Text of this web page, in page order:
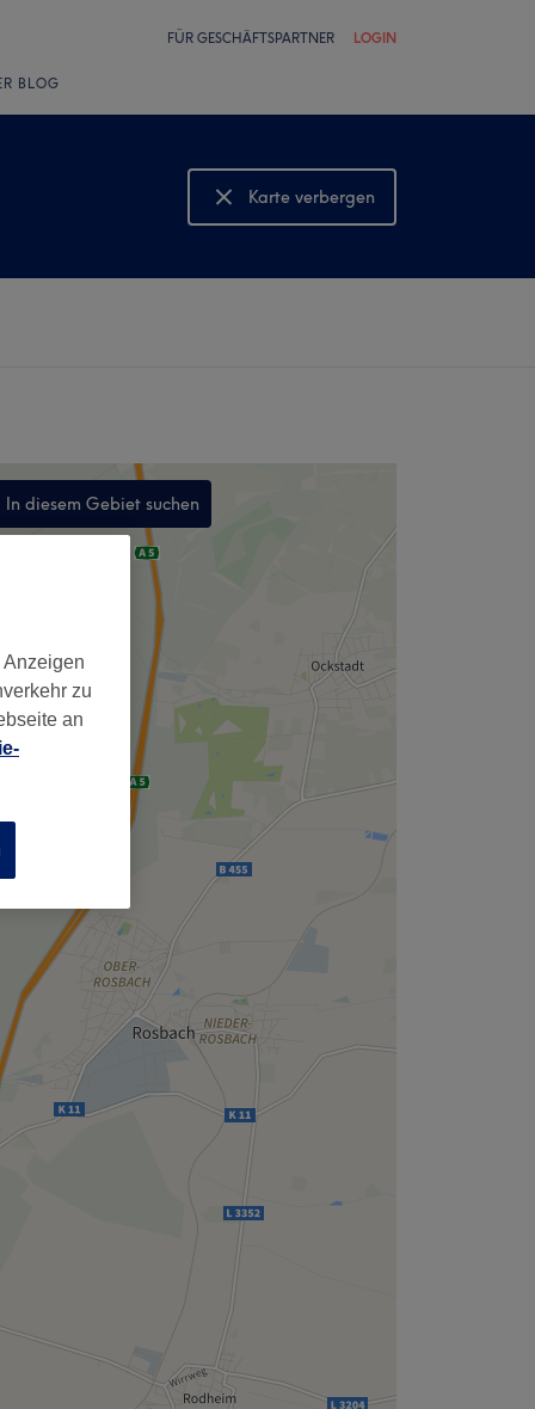
FÜR GESCHÄFTSPARTNER LOGIN
BLOG
Karte verbergen
Karte anzeigen
In diesem Gebiet suchen
,
zu
an